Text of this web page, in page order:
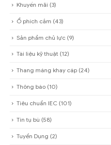
Khuyến mãi (3)
Ổ phích cắm (43)
Sản phẩm chủ lực (9)
Tài liệu kỹ thuật (12)
Thang máng khay cáp (24)
Thông báo (10)
Tiêu chuẩn IEC (101)
Tin tụ bù (58)
Tuyển Dụng (2)